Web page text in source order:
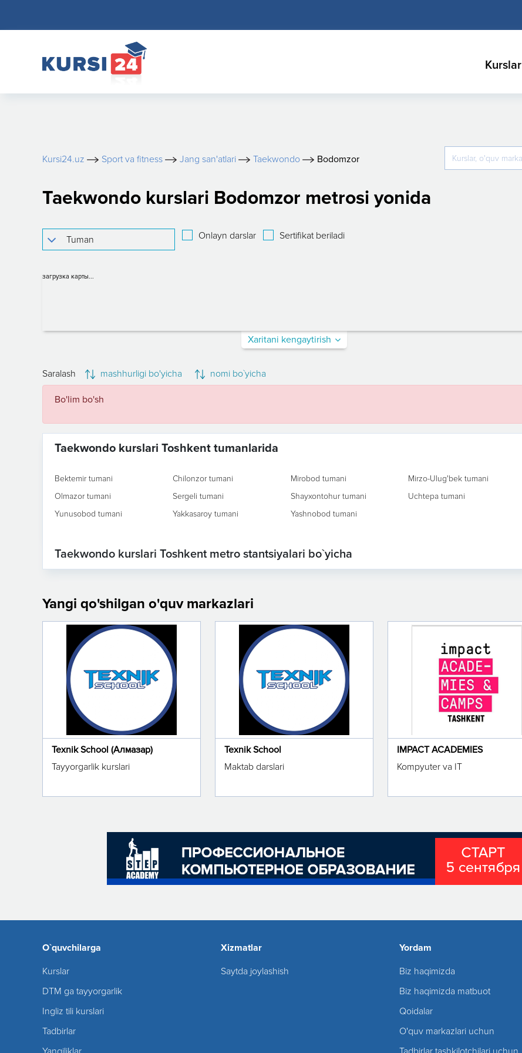
Kurslar
Kursi24.uz Sport va fitness Jang san'atlari Taekwondo Bodomzor
Taekwondo kurslari Bodomzor metrosi yonida
Onlayn darslar Sertifikat beriladi
загрузка карты...
Xaritani kengaytirish
Saralash mashhurligi bo'yicha nomi bo`yicha
Bo'lim bo'sh
Taekwondo kurslari Toshkent tumanlarida
Bektemir tumani Chilonzor tumani Mirobod tumani
Mirzo-Ulug'bek tumani
Olmazor tumani
Sergeli tumani Shayxontohur tumani
Uchtepa tumani
Yunusobod tumani
Yakkasaroy tumani Yashnobod tumani
Taekwondo kurslari Toshkent metro stantsiyalari bo`yicha
Yangi qo'shilgan o'quv markazlari
Texnik School (Алмазар)
Tayyorgarlik kurslari
Texnik School
Maktab darslari
IMPACT ACADEMIES
Kompyuter va IT
O`quvchilarga
Kurslar
DTM ga tayyorgarlik
Ingliz tili kurslari
Tadbirlar
Xizmatlar
Saytda joylashish
Yordam
Biz haqimizda
Biz haqimizda matbuot
Qoidalar
O'quv markazlari uchun